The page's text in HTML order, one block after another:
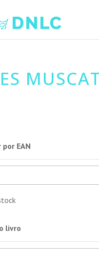
EAN
livro